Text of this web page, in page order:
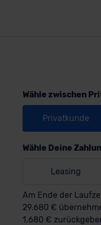
Wähle zwischen
Privatkunde
Wähle Deine
Leasing
Am Ende der
29.680 €
1.680 €